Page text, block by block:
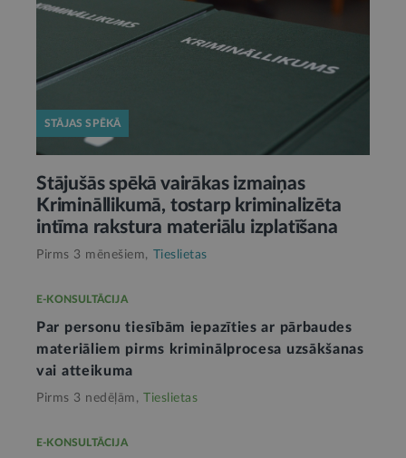
STĀJAS SPĒKĀ
Stājušās spēkā vairākas izmaiņas
Krimināllikumā, tostarp kriminalizēta
intīma rakstura materiālu izplatīšana
Pirms 3 mēnešiem, Tieslietas
E-KONSULTĀCIJA
Par personu tiesībām iepazīties ar pārbaudes
materiāliem pirms kriminālprocesa uzsākšanas
vai atteikuma
Pirms 3 nedēļām, Tieslietas
E-KONSULTĀCIJA